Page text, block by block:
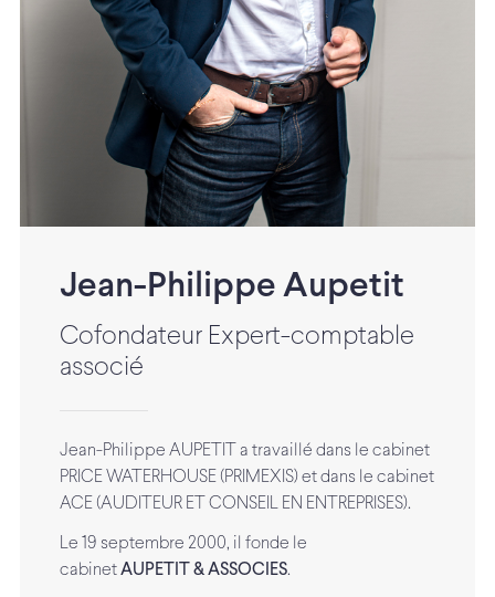
Jean-Philippe Aupetit
Cofondateur Expert-comptable
associé
Jean-Philippe AUPETIT a travaillé dans le cabinet
PRICE WATERHOUSE (PRIMEXIS) et dans le cabinet
ACE (AUDITEUR ET CONSEIL EN ENTREPRISES).
Le 19 septembre 2000, il fonde le
cabinet AUPETIT & ASSOCIES.